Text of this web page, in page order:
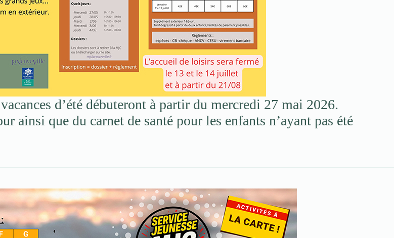
d’été débuteront à partir du mercredi 27 mai 2026.
que du carnet de santé pour les enfants n’ayant pas été